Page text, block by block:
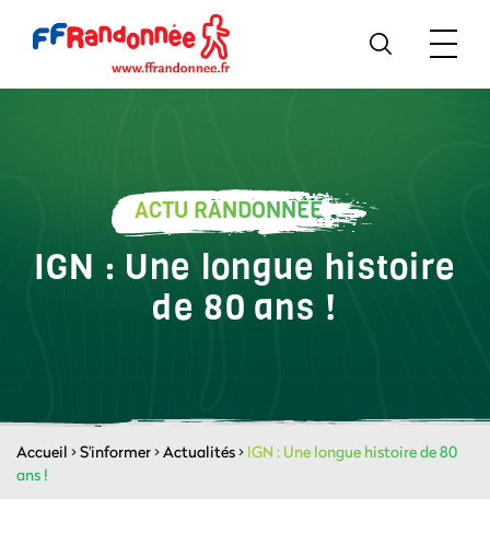
ACTU RANDONNÉE
IGN : Une longue histoire
de 80 ans !
Accueil >S'informer>Actualités> IGN : Une longue histoire de 80
ans !